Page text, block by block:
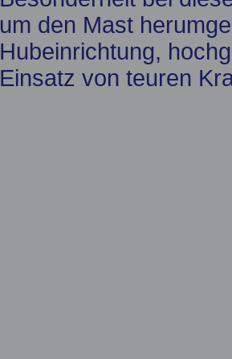
um den Mast
Hubeinrichtung,
Einsatz von teuren